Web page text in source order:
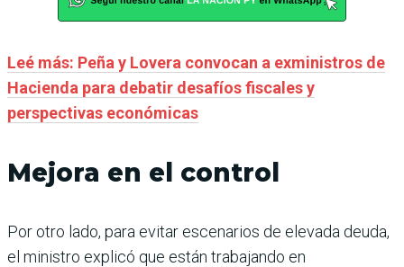
Leé más: Peña y Lovera convocan a exministros de
Hacienda para debatir desafíos fiscales y
perspectivas económicas
Mejora en el control
Por otro lado, para evitar escenarios de elevada deuda,
el ministro explicó que están trabajando en